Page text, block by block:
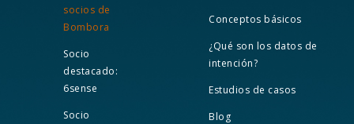
socios de
Bombora
Socio
destacado:
6sense
Socio
Conceptos básicos
¿Qué son los datos de
intención?
Estudios de casos
Blog